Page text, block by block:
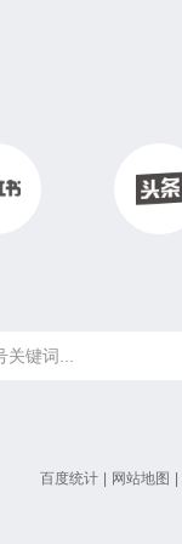
百度统计 | 网站地图 |